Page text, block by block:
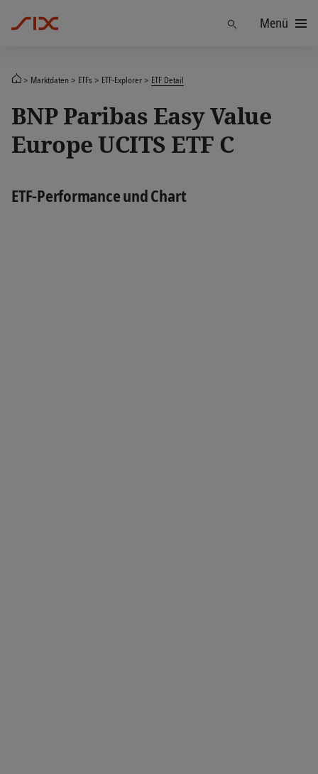
FindenMenü
Marktdaten ETFs ETF-Explorer ETF Detail
BNP Paribas Easy Value
Europe UCITS ETF C
ETF-Performance und Chart